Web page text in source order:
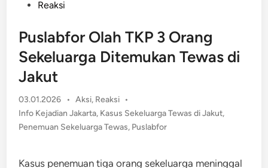
Reaksi
Puslabfor Olah TKP 3 Orang
Sekeluarga Ditemukan Tewas di
Jakut
03.01.2026 • Posted
in
Aksi, Reaksi •
Info Kejadian Jakarta, Kasus Sekeluarga Tewas di Jakut,
Penemuan Sekeluarga Tewas, Puslabfor
Kasus penemuan tiga orang sekeluarga meninggal